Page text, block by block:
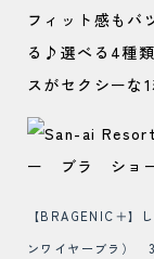
フィット感もバ
る♪選べる4種
スがセクシーな1
【BRAGENIC＋】
ンワイヤーブラ）